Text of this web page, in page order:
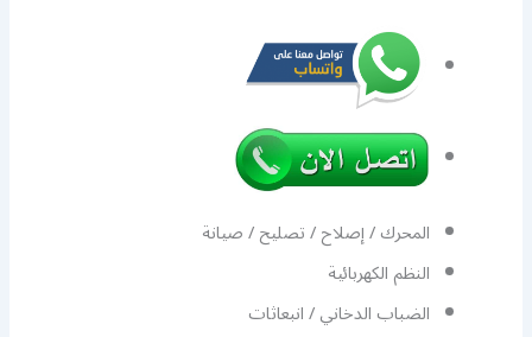
المحرك / إصلاح / تصليح / صيانة
النظم الكهربائية
الضباب الدخاني / انبعاثات